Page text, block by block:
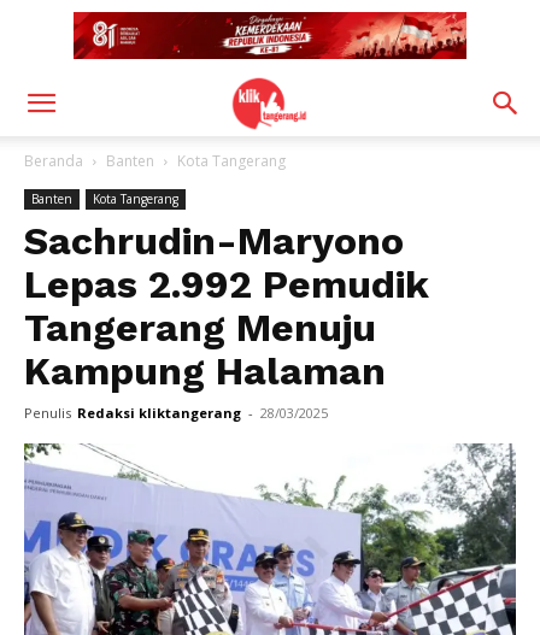
Beranda Banten Kota Tangerang
Banten Kota Tangerang
Sachrudin-Maryono
Lepas 2.992 Pemudik
Tangerang Menuju
Kampung Halaman
Penulis Redaksi kliktangerang - 28/03/2025